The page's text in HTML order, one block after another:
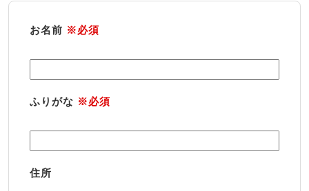
お名前 ※必須
ふりがな ※必須
住所